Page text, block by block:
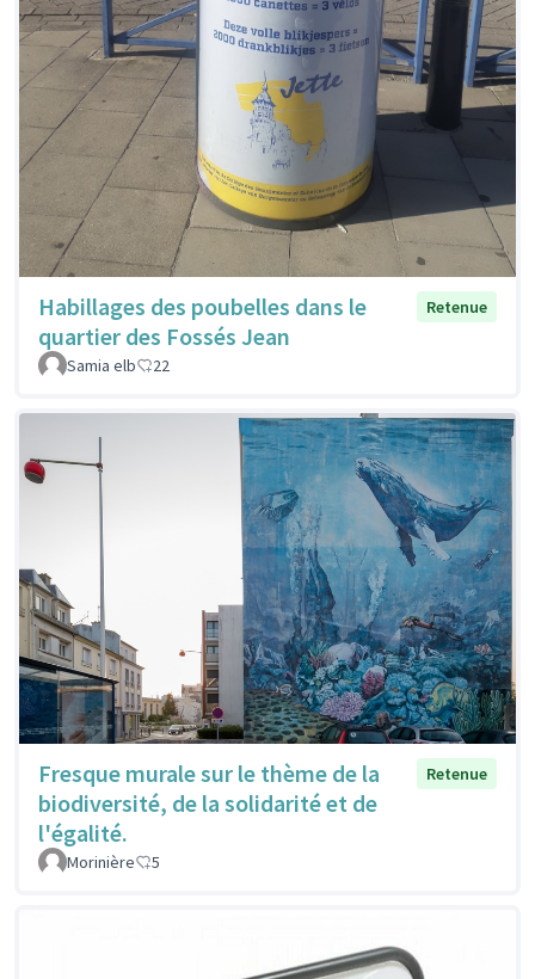
Habillages des poubelles dans le
quartier des Fossés Jean
Retenue
Samia elb 22
Fresque murale sur le thème de la
biodiversité, de la solidarité et de
l'égalité.
Retenue
Morinière 5